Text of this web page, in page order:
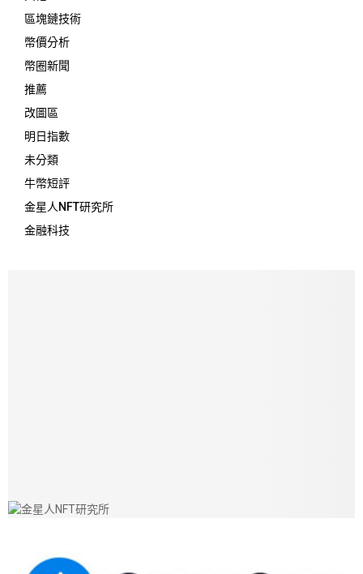
區塊鏈技術
幣價分析
幣圈新聞
推薦
改圖區
明日指數
未分類
牛幣短評
金星人NFT研究所
金融科技